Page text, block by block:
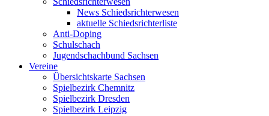
News Schiedsrichterwesen
aktuelle Schiedsrichterliste
Anti-Doping
Schulschach
Jugendschachbund Sachsen
Vereine
Übersichtskarte Sachsen
Spielbezirk Chemnitz
Spielbezirk Dresden
Spielbezirk Leipzig